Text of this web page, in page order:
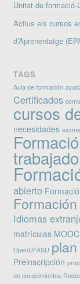
Unitat de formació-
Actius els cursos
d’Aprenentatge
TAGS
Aula de formación
Certificados
cursos
necesidades
abierto
Idiomas
matrículas MOOC
OpenUFASU
Preinscripción
de conocimientos